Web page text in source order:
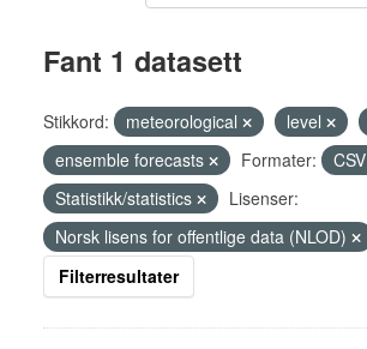
Fant 1 datasett
Stikkord: meteorological level
ensemble forecasts
Formater: CSV
Statistikk/statistics
Lisenser:
Norsk lisens for offentlige data (NLOD)
Filterresultater